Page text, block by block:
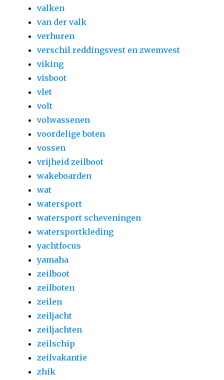
valken
van der valk
verhuren
verschil reddingsvest en zwemvest
viking
visboot
vlet
volt
volwassenen
voordelige boten
vossen
vrijheid zeilboot
wakeboarden
wat
watersport
watersport scheveningen
watersportkleding
yachtfocus
yamaha
zeilboot
zeilboten
zeilen
zeiljacht
zeiljachten
zeilschip
zeilvakantie
zhik